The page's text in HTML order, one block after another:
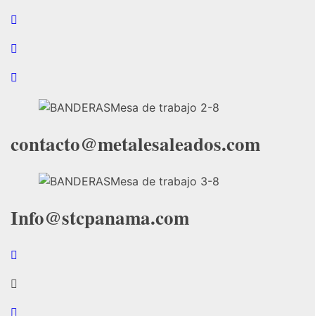
contacto@metalesaleados.com
Info@stcpanama.com